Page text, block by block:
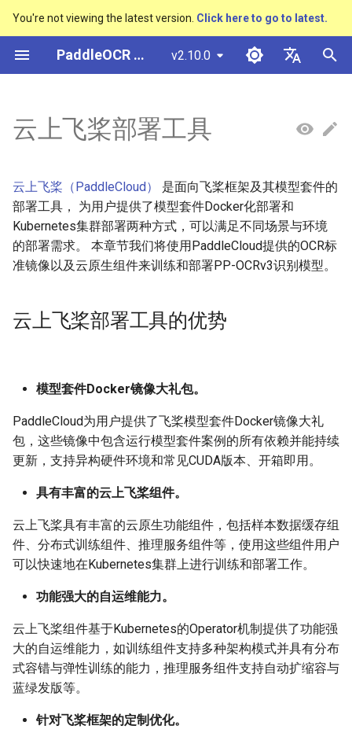
You're not viewing the latest version. Click here to go to latest.
PaddleOCR 문서 v2.10.0
Pу́сский язы́к
हिन्दी
한국인
Help translating
검
기
快速开始 支持硬件列表
1. PP-OCRv3 Docker化部署
1.1 安装Docker
1.2 启动容器
1.3 准备训练数据
2. PP-OCRv3云端部署
2.1 安装云上飞桨组件
环境要求
2.2 云原生组件介绍
2.3 准备hiertext数据集
2.4 训练PP-OCRv3模型
更多资源
快速开始
快速安装
效果展示
运行环境
文本检测
文本识别
文本方向分类器
关键信息提取
模型裁剪
知识蒸馏
博客
PP-OCRv4技术报告
paddleocr package使用说
多语言模型
动手学OCR
分布式训练
项目克隆
如何生产自定义超轻量模
快速开始
模型库
模型训练
版面分析
表格识别
版面恢复
关键信息提取
推理部署
基于C++预测引擎推理
服务化部署
怎样完成基于图像数据的
文本检测算法 EAST
SAST
PSENet
FCENet
文本识别算法
Rosetta
STAR-Net
RARE
SRN
SVTR
SVTRv2
ABINet
VisionLAN
RobustScanner
文本超分辨率算法
Text Telescope
公式识别算法
LaTeX-OCR
UniMERNet
PP-FormulaNet
TableSLANet
LayoutLM
SDMGR
使用PaddleOCR架构添加新算
法
通用
SVTR
制造
液晶屏读数识别
包装生产日期
PCB文字识别
金融
增值税发票
印章检测与识别
通用卡证识别
合同比对
交通
其它数据标注工具
其它数据合成工具
手写中文OCR数据集
垂类多语言OCR数据集
版面分析数据集
表格识别数据集
附录
云上飞桨部署工具
云上飞桨（PaddleCloud）
是面向飞桨框架及其模型套件的
部署工具， 为用户提供了模型套件Docker化部署和
Kubernetes集群部署两种方式，可以满足不同场景与环境
的部署需求。 本章节我们将使用PaddleCloud提供的OCR标
准镜像以及云原生组件来训练和部署PP-OCRv3识别模型。
云上飞桨部署工具的优势
模型套件Docker镜像大礼包。
PaddleCloud为用户提供了飞桨模型套件Docker镜像大礼
包，这些镜像中包含运行模型套件案例的所有依赖并能持续
更新，支持异构硬件环境和常见CUDA版本、开箱即用。
具有丰富的云上飞桨组件。
云上飞桨具有丰富的云原生功能组件，包括样本数据缓存组
件、分布式训练组件、推理服务组件等，使用这些组件用户
可以快速地在Kubernetes集群上进行训练和部署工作。
功能强大的自运维能力。
云上飞桨组件基于Kubernetes的Operator机制提供了功能强
大的自运维能力，如训练组件支持多种架构模式并具有分布
式容错与弹性训练的能力，推理服务组件支持自动扩缩容与
蓝绿发版等。
针对飞桨框架的定制优化。